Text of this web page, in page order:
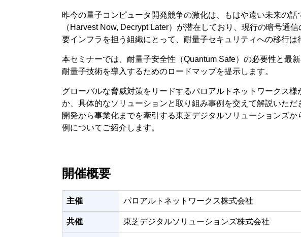
昨今の量子コンピュータ開発競争の激化は、もはや遠い未来の
（Harvest Now, Decrypt Later）が潜在しており、現行の暗号通
要インフラを担う組織にとって、耐量子セキュリティへの移行は
本セミナーでは、耐量子安全性（Quantum Safe）の必要性と最
耐量子技術を導入するためのロードマップを提示します。
グローバルな脅威対策をリードするパロアルトネットワークス
か、具体的なソリューションと取り組み事例を交えて解説いた
開発から事業化までを牽引する東芝デジタルソリューションズ
例についてご紹介します。
開催概要
主催 パロアルトネットワークス株式会社
共催 東芝デジタルソリューションズ株式会社